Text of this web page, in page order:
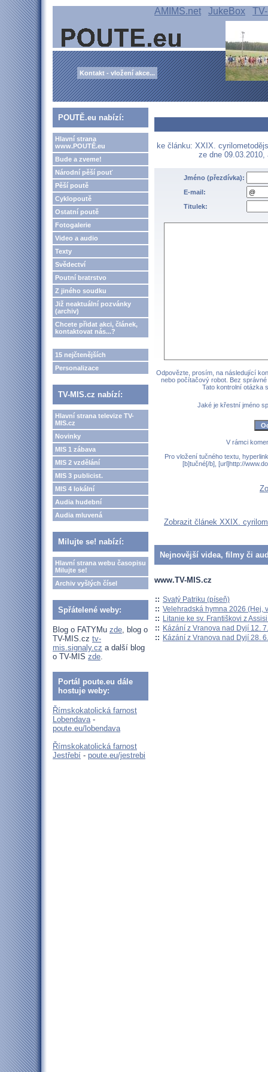
AMIMS.net JukeBox
Kontakt - vložení akce...
POUTĚ.eu nabízí:
Hlavní strana
www.POUTĚ.eu
Bude a zveme!
Národní pěší pouť
Pěší poutě
Cyklopoutě
Ostatní poutě
Fotogalerie
Video a audio
Texty
Svědectví
Poutní bratrstvo
Z jiného soudku
Již neaktuální pozvánky
(archiv)
Chcete přidat akci, článek,
kontaktovat nás...?
15 nejčtenějších
Personalizace
TV-MIS.cz nabízí:
Hlavní strana televize TV-
MIS.cz
Novinky
MIS 1 zábava
MIS 2 vzdělání
MIS 3 publicist.
MIS 4 lokální
Audia hudební
Audia mluvená
Milujte se! nabízí:
Hlavní strana webu časopisu
Milujte se!
Archiv vyšlých čísel
Spřátelené weby:
Blog o FATYMu zde, blog o
TV-MIS.cz tv-
mis.signaly.cz a další blog
o TV-MIS zde.
Portál poute.eu dále
hostuje weby:
Římskokatolická farnost
Lobendava-
poute.eu/lobendava
Římskokatolická farnost
Jestřebí - poute.eu/jestrebi
ke článku: XXIX.
ze dne
Jméno (přezdívka):
E-mail:
Titulek:
Odpovězte, prosím, na následující
nebo počítačový robot. Bez
Tato kontrolní otázka
Jaké je křestní jméno
V rámci
Pro vložení tučného textu,
[b]tučné[/b], [url]http://
Zobrazit článek XXIX.
Nejnovější videa, filmy či
www.TV-MIS.cz
:: Svatý Patriku (píseň)
:: Velehradská hymna 2026 (Hej,
:: Litanie ke sv. Františkovi z
:: Kázání z Vranova nad Dyjí 12.
:: Kázání z Vranova nad Dyjí 28.